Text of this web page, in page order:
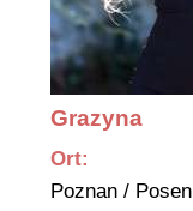
Grazyna
Ort:
Poznan / Posen